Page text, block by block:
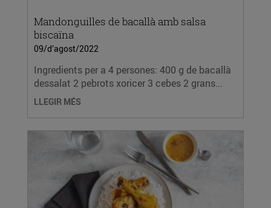
Mandonguilles de bacallà amb salsa
biscaïna
09/d’agost/2022
Ingredients per a 4 persones: 400 g de bacallà
dessalat 2 pebrots xoricer 3 cebes 2 grans...
LLEGIR MÉS